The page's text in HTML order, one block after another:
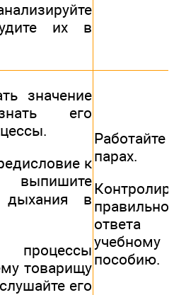
их в
значение
его
к
дыхания в
товарищу
его
парах.
учебному
пособию.